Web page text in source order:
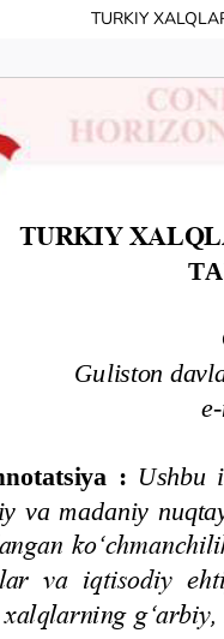
TURKIY